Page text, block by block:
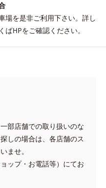
場を是非ご利用下さい。詳し
ばHPをご確認ください。
部店舗での取り扱いのな
しの場合は、各店舗のス
ませ。
ップ・お電話等）にてお